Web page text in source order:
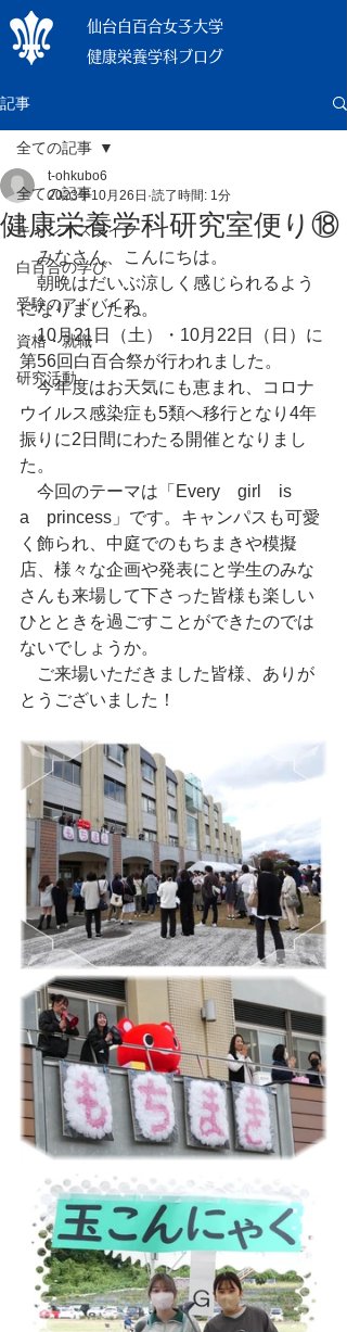
仙台白百合女子大学
健康栄養学科ブログ
記事
全ての記事
キャンパスライフ
白百合の学び
受験のアドバイス
資格・就職
研究活動
全ての記事
健康栄養学科研究室便り⑱
t-ohkubo6
2023年10月26日 読了時間: 1分
みなさん、こんにちは。
朝晩はだいぶ涼しく感じられるよう
になりましたね。
10月21日（土）・10月22日（日）に
第56回白百合祭が行われました。
今年度はお天気にも恵まれ、コロナ
ウイルス感染症も5類へ移行となり4年
振りに2日間にわたる開催となりまし
た。
今回のテーマは「Every　girl　is
a　princess」です。キャンパスも可愛
く飾られ、中庭でのもちまきや模擬
店、様々な企画や発表にと学生のみな
さんも来場して下さった皆様も楽しい
ひとときを過ごすことができたのでは
ないでしょうか。
ご来場いただきました皆様、ありが
とうございました！